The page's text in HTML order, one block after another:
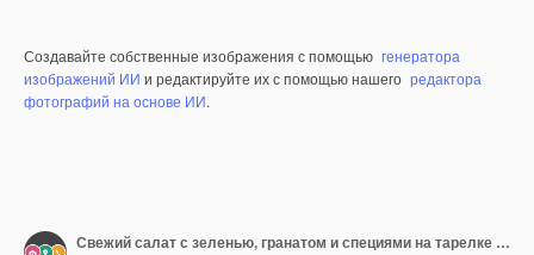
Создавайте собственные изображения с помощью генератора
изображений ИИ и редактируйте их с помощью нашего редактора
фотографий на основе ИИ.
Свежий салат с зеленью, гранатом и специями на тарелке на столе крупным планом